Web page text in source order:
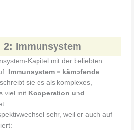
2: Immunsystem
Kapitel mit der beliebten
Immunsystem = kämpfende
sie es als komplexes,
viel mit Kooperation und
sehr, weil er auch auf